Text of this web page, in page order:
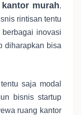
murah.
rintisan tentu
inovasi
diharapkan bisa
saja modal
bisnis startup
ruang kantor